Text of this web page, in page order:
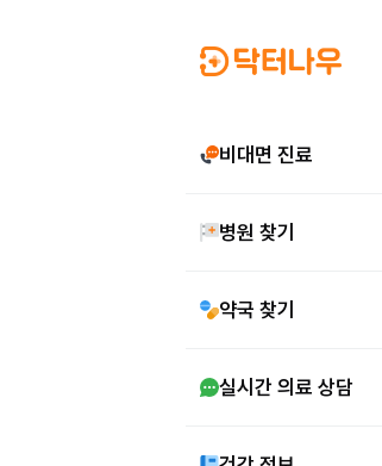
비대면 진료
병원 찾기
약국 찾기
실시간 의료 상담